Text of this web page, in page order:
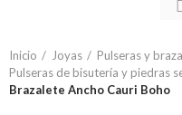
Inicio Joyas
Pulseras y
Pulseras de bisutería y piedras
Brazalete Ancho Cauri Boho